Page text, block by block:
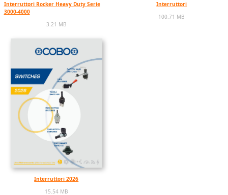
Interruttori Rocker Heavy Duty Serie
3000-4000
3.21 MB
Interruttori
100.71 MB
Interruttori 2026
15.54 MB